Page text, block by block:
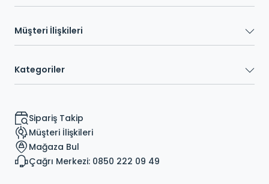
Müşteri İlişkileri
Kategoriler
Sipariş Takip
Müşteri İlişkileri
Mağaza Bul
Çağrı Merkezi: 0850 222 09 49